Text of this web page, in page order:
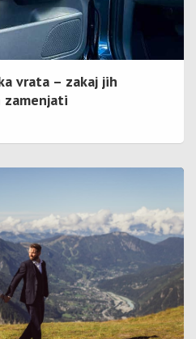
vrata – zakaj jih